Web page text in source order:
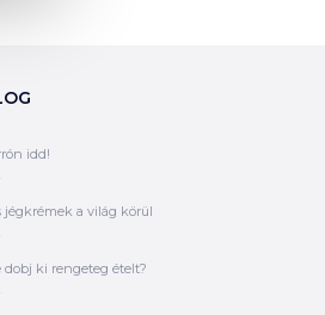
idd!
jégkrémek a világ körül
dobj ki rengeteg ételt?